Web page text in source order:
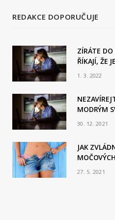
REDAKCE DOPORUČUJE
ZÍRÁTE
ŘÍKAJÍ, ŽE
1. 3. 2022
MODRÝM
30. 12. 2021
JAK
27. 5. 2021